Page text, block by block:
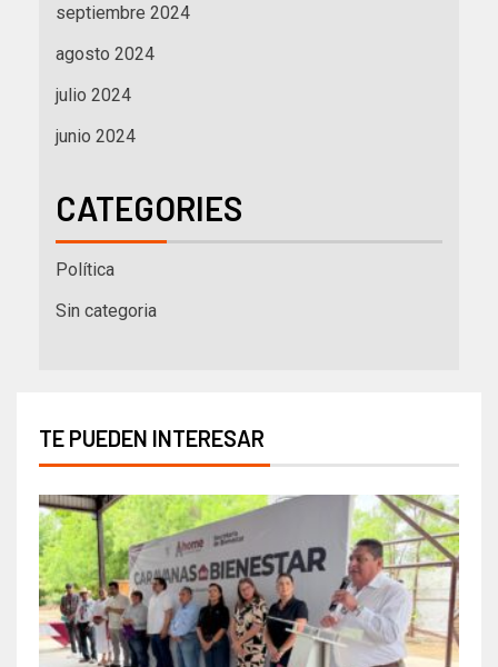
septiembre 2024
agosto 2024
julio 2024
junio 2024
CATEGORIES
Política
Sin categoria
TE PUEDEN INTERESAR